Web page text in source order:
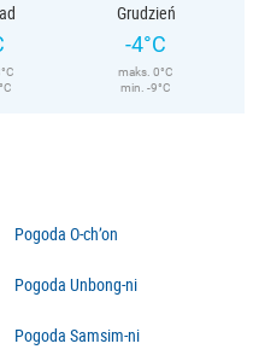
Grudzień
-4°C
maks. 0°C
min. -9°C
Pogoda O-ch’on
Pogoda Unbong-ni
Pogoda Samsim-ni